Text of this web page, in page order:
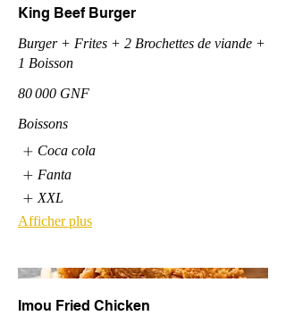
King Beef Burger
Burger + Frites + 2 Brochettes de viande +
1 Boisson
80 000 GNF
Boissons
Coca cola
Fanta
XXL
Afficher plus
Imou Fried Chicken